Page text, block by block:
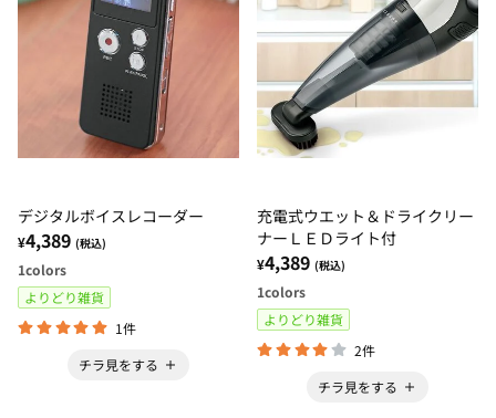
デジタルボイスレコーダー
¥4,389 (税込)
1colors
よりどり雑貨
1件
チラ見をする
充電式ウエット＆ドライクリー
ナーＬＥＤライト付
¥4,389 (税込)
1colors
よりどり雑貨
2件
チラ見をする